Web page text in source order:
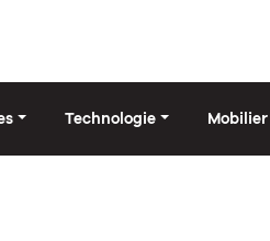
Technologie Mobilier